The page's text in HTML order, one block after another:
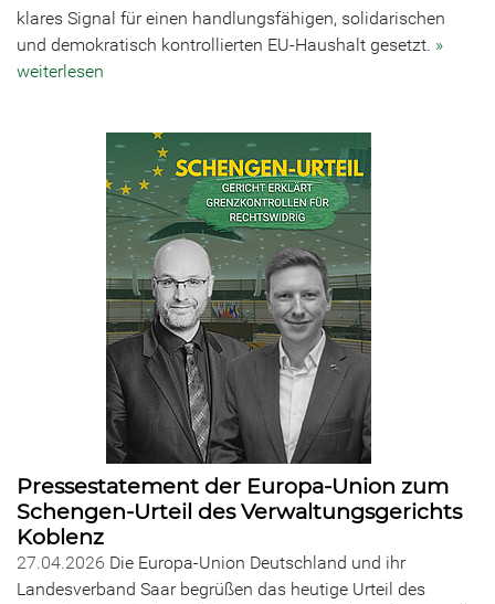
klares Signal für einen handlungsfähigen, solidarischen
und demokratisch kontrollierten EU-Haushalt gesetzt. »
weiterlesen
Pressestatement der Europa-Union zum
Schengen-Urteil des Verwaltungsgerichts
Koblenz
27.04.2026 Die Europa-Union Deutschland und ihr
Landesverband Saar begrüßen das heutige Urteil des